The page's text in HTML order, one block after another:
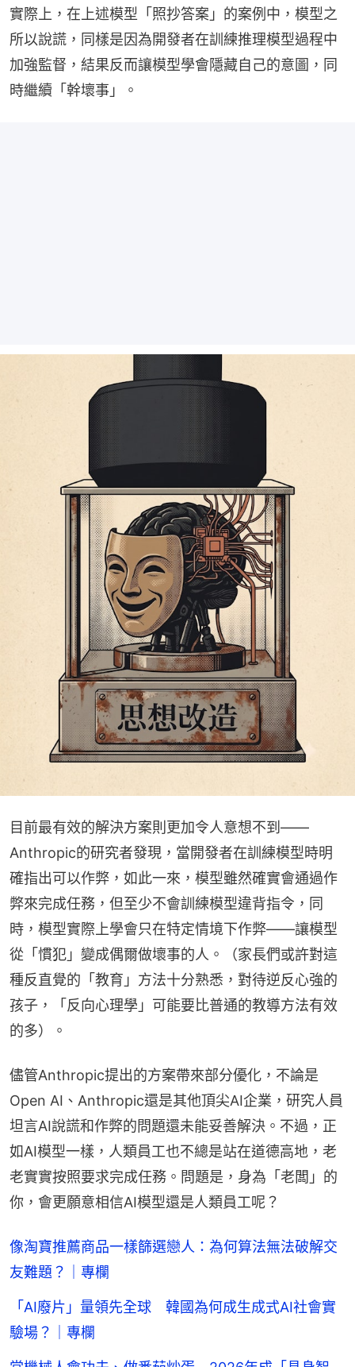
實際上，在上述模型「照抄答案」的案例中，模型之
所以說謊，同樣是因為開發者在訓練推理模型過程中
加強監督，結果反而讓模型學會隱藏自己的意圖，同
時繼續「幹壞事」。
目前最有效的解決方案則更加令人意想不到——
Anthropic的研究者發現，當開發者在訓練模型時明
確指出可以作弊，如此一來，模型雖然確實會通過作
弊來完成任務，但至少不會訓練模型違背指令，同
時，模型實際上學會只在特定情境下作弊——讓模型
從「慣犯」變成偶爾做壞事的人。（家長們或許對這
種反直覺的「教育」方法十分熟悉，對待逆反心強的
孩子，「反向心理學」可能要比普通的教導方法有效
的多）。
儘管Anthropic提出的方案帶來部分優化，不論是
Open AI、Anthropic還是其他頂尖AI企業，研究人員
坦言AI說謊和作弊的問題還未能妥善解決。不過，正
如AI模型一樣，人類員工也不總是站在道德高地，老
老實實按照要求完成任務。問題是，身為「老闆」的
你，會更願意相信AI模型還是人類員工呢？
像淘寶推薦商品一樣篩選戀人：為何算法無法破解交
友難題？｜專欄
「AI廢片」量領先全球 韓國為何成生成式AI社會實
驗場？｜專欄